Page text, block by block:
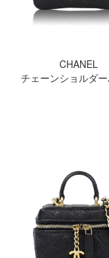
CHANEL
チェーンショルダ